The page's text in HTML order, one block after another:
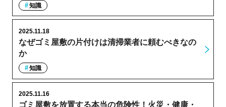
知識
なぜゴミ屋敷の片付けは清掃業者に頼むべきなの
か
2025.11.18
知識
ゴミ屋敷を放置する本当の危険性！火災・健康・
2025.11.16